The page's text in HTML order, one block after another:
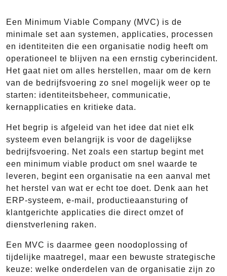
Een Minimum Viable Company (MVC) is de
minimale set aan systemen, applicaties, processen
en identiteiten die een organisatie nodig heeft om
operationeel te blijven na een ernstig cyberincident.
Het gaat niet om alles herstellen, maar om de kern
van de bedrijfsvoering zo snel mogelijk weer op te
starten: identiteitsbeheer, communicatie,
kernapplicaties en kritieke data.
Het begrip is afgeleid van het idee dat niet elk
systeem even belangrijk is voor de dagelijkse
bedrijfsvoering. Net zoals een startup begint met
een minimum viable product om snel waarde te
leveren, begint een organisatie na een aanval met
het herstel van wat er echt toe doet. Denk aan het
ERP-systeem, e-mail, productieaansturing of
klantgerichte applicaties die direct omzet of
dienstverlening raken.
Een MVC is daarmee geen noodoplossing of
tijdelijke maatregel, maar een bewuste strategische
keuze: welke onderdelen van de organisatie zijn zo